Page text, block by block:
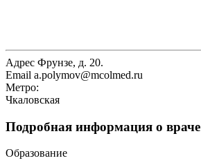
Адрес Фрунзе, д. 20.
Email a.polymov@mcolmed.ru
Метро:
Чкаловская
Подробная информация о враче
Образование